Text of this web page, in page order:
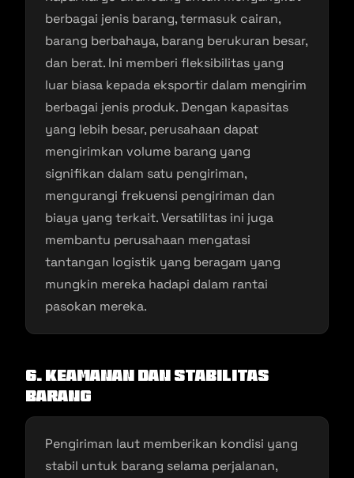
berbagai jenis barang, termasuk cairan,
barang berbahaya, barang berukuran besar,
dan berat. Ini memberi fleksibilitas yang
luar biasa kepada eksportir dalam mengirim
berbagai jenis produk. Dengan kapasitas
yang lebih besar, perusahaan dapat
mengirimkan volume barang yang
signifikan dalam satu pengiriman,
mengurangi frekuensi pengiriman dan
biaya yang terkait. Versatilitas ini juga
membantu perusahaan mengatasi
tantangan logistik yang beragam yang
mungkin mereka hadapi dalam rantai
pasokan mereka.
6. Keamanan dan Stabilitas
Barang
Pengiriman laut memberikan kondisi yang
stabil untuk barang selama perjalanan,